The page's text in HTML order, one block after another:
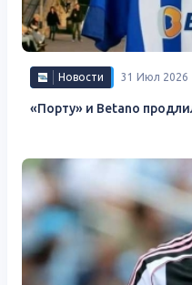
Новости 31 Июл 2026
«Порту» и Betano